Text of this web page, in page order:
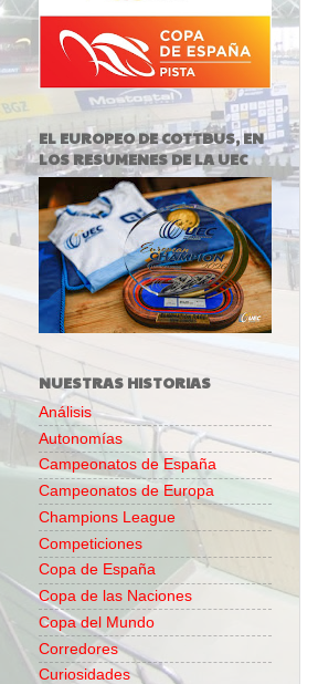
EL EUROPEO DE COTTBUS, EN
LOS RESUMENES DE LA UEC
NUESTRAS HISTORIAS
Análisis
Autonomías
Campeonatos de España
Campeonatos de Europa
Champions League
Competiciones
Copa de España
Copa de las Naciones
Copa del Mundo
Corredores
Curiosidades